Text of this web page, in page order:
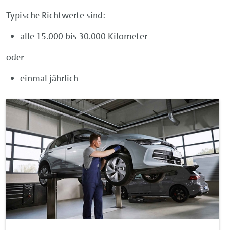
Typische Richtwerte sind:
alle 15.000 bis 30.000 Kilometer
oder
einmal jährlich